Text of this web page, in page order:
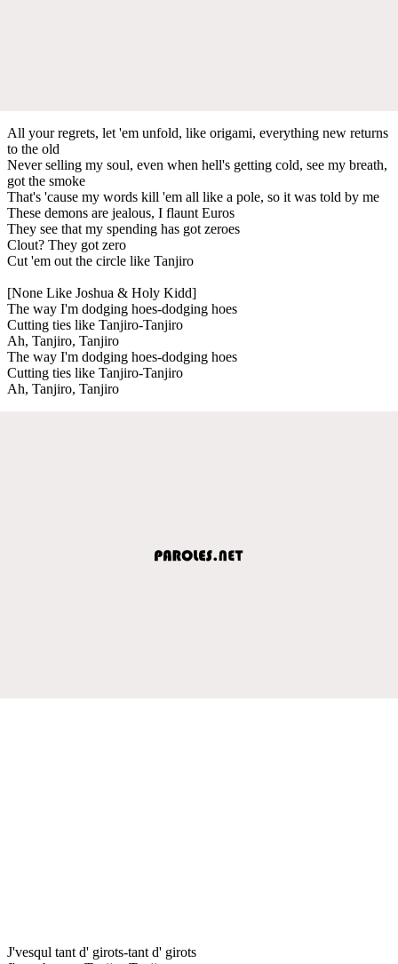
All your regrets, let 'em unfold, like origami, everything new returns
to the old
Never selling my soul, even when hell's getting cold, see my breath,
got the smoke
That's 'cause my words kill 'em all like a pole, so it was told by me
These demons are jealous, I flaunt Euros
They see that my spending has got zeroes
Clout? They got zero
Cut 'em out the circle like Tanjiro
[None Like Joshua & Holy Kidd]
The way I'm dodging hoes-dodging hoes
Cutting ties like Tanjiro-Tanjiro
Ah, Tanjiro, Tanjiro
The way I'm dodging hoes-dodging hoes
Cutting ties like Tanjiro-Tanjiro
Ah, Tanjiro, Tanjiro
J'vesqul tant d' girots-tant d' girots